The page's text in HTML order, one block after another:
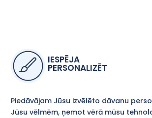
IESPĒJA
PERSONALIZĒT
Piedāvājam Jūsu izvēlēto dāvanu
Jūsu vēlmēm, ņemot vērā mūsu